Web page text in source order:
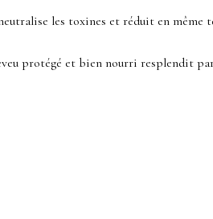
les toxines et réduit en même
protégé et bien nourri resplendit